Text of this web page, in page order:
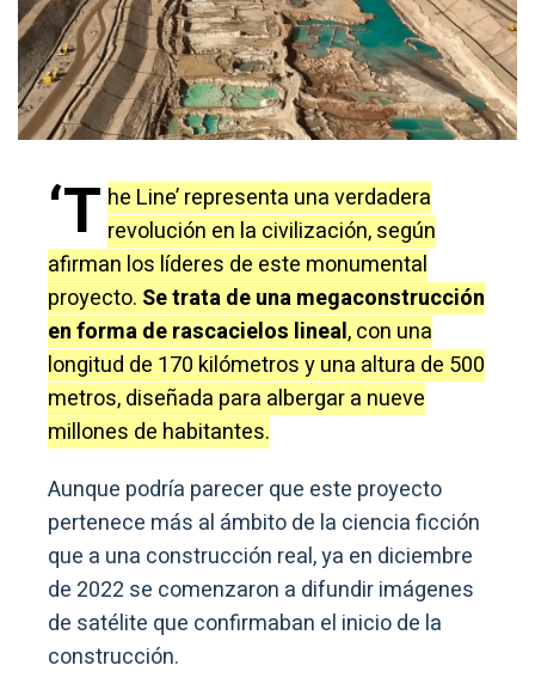
‘T he Line’ representa una verdadera
revolución en la civilización, según
afirman los líderes de este monumental
proyecto. Se trata de una megaconstrucción
en forma de rascacielos lineal, con una
longitud de 170 kilómetros y una altura de 500
metros, diseñada para albergar a nueve
millones de habitantes.
Aunque podría parecer que este proyecto
pertenece más al ámbito de la ciencia ficción
que a una construcción real, ya en diciembre
de 2022 se comenzaron a difundir imágenes
de satélite que confirmaban el inicio de la
construcción.